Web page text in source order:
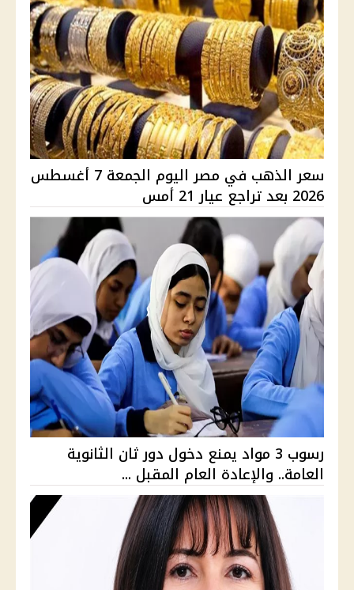
سعر الذهب في مصر اليوم الجمعة 7 أغسطس
2026 بعد تراجع عيار 21 أمس
رسوب 3 مواد يمنع دخول دور ثان الثانوية
العامة.. والإعادة العام المقبل ...